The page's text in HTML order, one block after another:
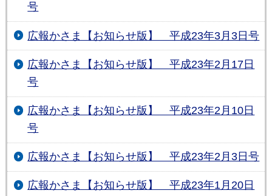
号
広報かさま【お知らせ版】 平成23年3月3日号
広報かさま【お知らせ版】 平成23年2月17日
号
広報かさま【お知らせ版】 平成23年2月10日
号
広報かさま【お知らせ版】 平成23年2月3日号
広報かさま【お知らせ版】 平成23年1月20日